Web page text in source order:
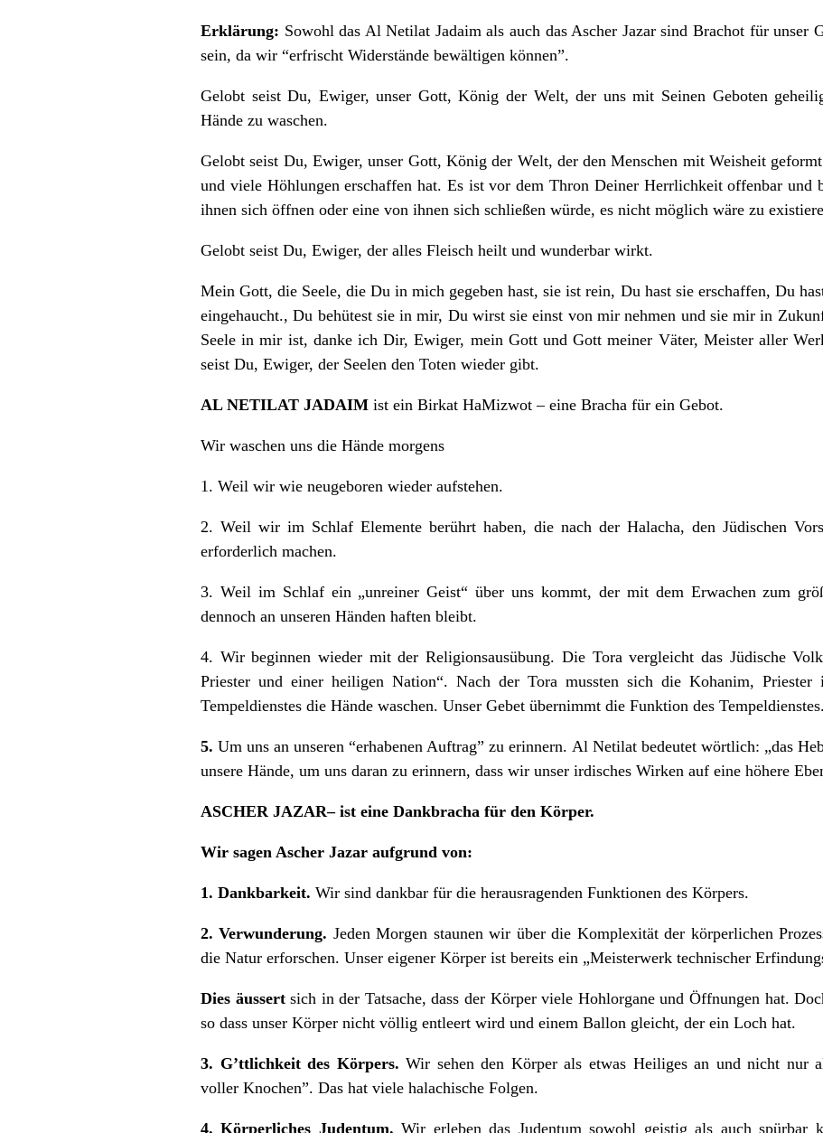
Erklärung: Sowohl das Al Netilat Jadaim als auch das Ascher Jazar sind Brachot für unser
sein, da wir “erfrischt Widerstände bewältigen können”.
Gelobt seist Du, Ewiger, unser Gott, König der Welt, der uns mit Seinen Geboten
Hände zu waschen.
Gelobt seist Du, Ewiger, unser Gott, König der Welt, der den Menschen mit Weisheit
und viele Höhlungen erschaffen hat. Es ist vor dem Thron Deiner Herrlichkeit offenbar und
ihnen sich öffnen oder eine von ihnen sich schließen würde, es nicht möglich wäre zu
Gelobt seist Du, Ewiger, der alles Fleisch heilt und wunderbar wirkt.
Mein Gott, die Seele, die Du in mich gegeben hast, sie ist rein, Du hast sie erschaffen, Du
eingehaucht., Du behütest sie in mir, Du wirst sie einst von mir nehmen und sie mir in
Seele in mir ist, danke ich Dir, Ewiger, mein Gott und Gott meiner Väter, Meister aller
seist Du, Ewiger, der Seelen den Toten wieder gibt.
AL NETILAT JADAIM ist ein Birkat HaMizwot – eine Bracha für ein Gebot.
Wir waschen uns die Hände morgens
1. Weil wir wie neugeboren wieder aufstehen.
2. Weil wir im Schlaf Elemente berührt haben, die nach der Halacha, den Jüdischen
erforderlich machen.
3. Weil im Schlaf ein „unreiner Geist“ über uns kommt, der mit dem Erwachen zum
dennoch an unseren Händen haften bleibt.
4. Wir beginnen wieder mit der Religionsausübung. Die Tora vergleicht das Jüdische
Priester und einer heiligen Nation“. Nach der Tora mussten sich die Kohanim,
Tempeldienstes die Hände waschen. Unser Gebet übernimmt die Funktion des Tempeldienstes.
5.Um uns an unseren “erhabenen Auftrag” zu erinnern. Al Netilat bedeutet wörtlich: „das
unsere Hände, um uns daran zu erinnern, dass wir unser irdisches Wirken auf eine höhere
ASCHER JAZAR– ist eine Dankbracha für den Körper.
Wir sagen Ascher Jazar aufgrund von:
1. Dankbarkeit. Wir sind dankbar für die herausragenden Funktionen des Körpers.
2. Verwunderung. Jeden Morgen staunen wir über die Komplexität der körperlichen
die Natur erforschen. Unser eigener Körper ist bereits ein „Meisterwerk technischer
Dies äussertsich in der Tatsache, dass der Körper viele Hohlorgane und Öffnungen hat.
so dass unser Körper nicht völlig entleert wird und einem Ballon gleicht, der ein Loch hat.
3. G’ttlichkeit des Körpers.Wir sehen den Körper als etwas Heiliges an und nicht nur
voller Knochen”. Das hat viele halachische Folgen.
4. Körperliches Judentum. Wir erleben das Judentum sowohl geistig als auch spürbar